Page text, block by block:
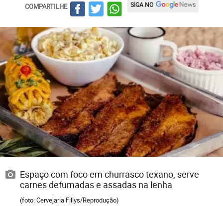
COMPARTILHE SIGA NO
Espaço com foco em churrasco texano, serve
carnes defumadas e assadas na lenha
(foto: Cervejaria Fillys/Reprodução)